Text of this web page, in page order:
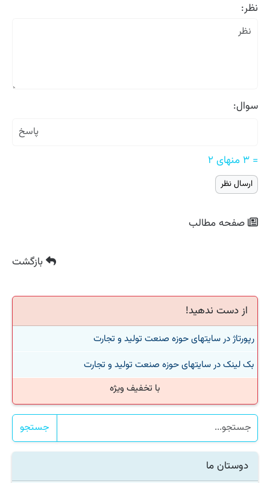
نظر:
سوال:
= ۳ منهای ۲
صفحه مطالب
بازگشت
از دست ندهید!
رپورتاژ در سایتهای حوزه صنعت تولید و تجارت
بک لینک در سایتهای حوزه صنعت تولید و تجارت
با تخفیف ویژه
جستجو
دوستان ما